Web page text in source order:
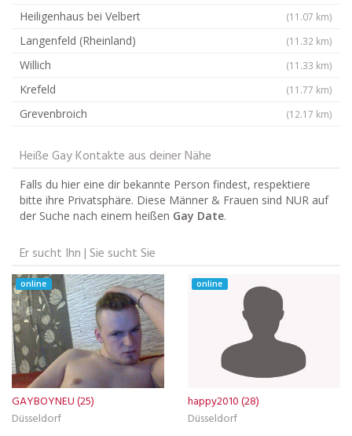
Heiligenhaus bei Velbert (11.07 km)
Langenfeld (Rheinland) (11.32 km)
Willich (11.33 km)
Krefeld (11.77 km)
Grevenbroich (12.17 km)
Heiße Gay Kontakte aus deiner Nähe
Falls du hier eine dir bekannte Person findest, respektiere
bitte ihre Privatsphäre. Diese Männer & Frauen sind NUR auf
der Suche nach einem heißen Gay Date.
Er sucht Ihn | Sie sucht Sie
online
GAYBOYNEU (25)
Düsseldorf
online
happy2010 (28)
Düsseldorf